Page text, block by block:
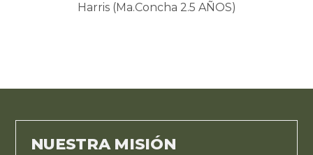
Harris (Ma.Concha 2.5 AÑOS)
NUESTRA MISIÓN